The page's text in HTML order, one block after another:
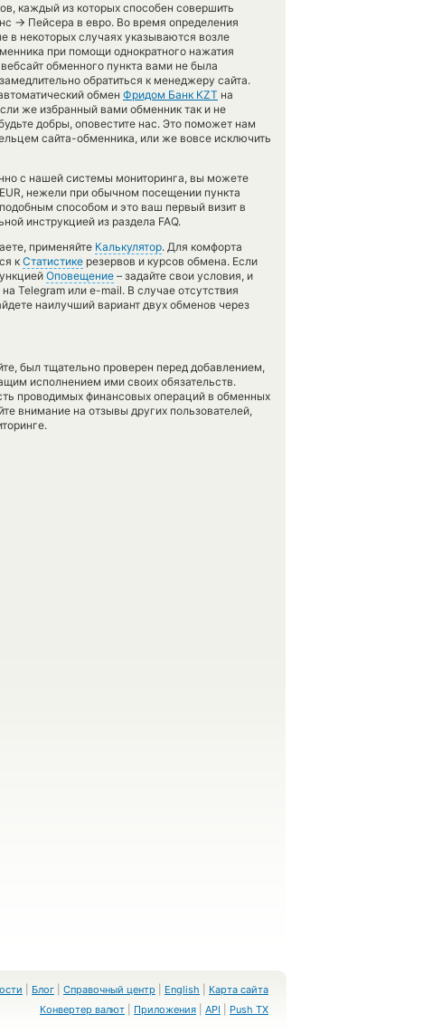
каждый из которых способен совершить
→ Пейсера в евро. Во время определения
в некоторых случаях указываются возле
при помощи однократного нажатия
обменного пункта вами не была
обратиться к менеджеру сайта.
обмен Фридом Банк KZT на
же избранный вами обменник так и не
добры, оповестите нас. Это поможет нам
сайта-обменника, или же вовсе исключить
с нашей системы мониторинга, вы можете
нежели при обычном посещении пункта
способом и это ваш первый визит в
инструкцией из раздела FAQ.
применяйте Калькулятор. Для комфорта
к Статистике резервов и курсов обмена. Если
Оповещение – задайте свои условия, и
Telegram или e-mail. В случае отсутствия
наилучший вариант двух обменов через
был тщательно проверен перед добавлением,
исполнением ими своих обязательств.
проводимых финансовых операций в обменных
внимание на отзывы других пользователей,
Блог Справочный центр English
Карта сайта
Конвертер валют
Приложения API Push TX